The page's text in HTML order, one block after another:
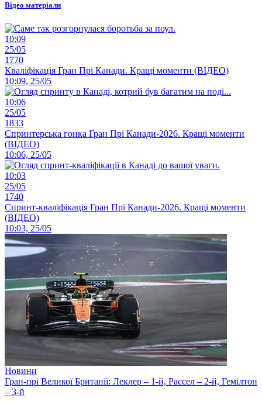
Відео матеріали
10:09
25/05
1770
Кваліфікація Гран Прі Канади. Кращі моменти (ВІДЕО)
10:09, 25/05
10:06
25/05
1833
Спринтерська гонка Гран Прі Канади-2026. Кращі моменти
(ВІДЕО)
10:06, 25/05
10:03
25/05
1740
Спринт-кваліфікація Гран Прі Канади-2026. Кращі моменти
(ВІДЕО)
10:03, 25/05
Новини
Гран-прі Великої Британії: Леклер – 1-й, Рассел – 2-й, Гемілтон
– 3-й